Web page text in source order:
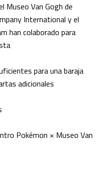
Museo Van Gogh de
International y el
han colaborado para
para una baraja
adicionales
Pokémon × Museo Van